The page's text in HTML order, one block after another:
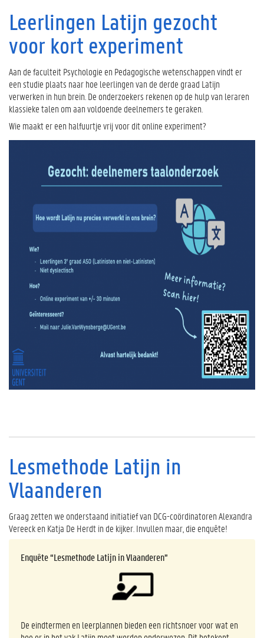
Leerlingen Latijn gezocht
voor kort experiment
Aan de faculteit Psychologie en Pedagogische wetenschappen vindt er
een studie plaats naar hoe leerlingen van de derde graad Latijn
verwerken in hun brein. De onderzoekers rekenen op de hulp van leraren
klassieke talen om aan voldoende deelnemers te geraken.
Wie maakt er een halfuurtje vrij voor dit online experiment?
Lesmethode Latijn in
Vlaanderen
Graag zetten we onderstaand initiatief van DCG-coördinatoren Alexandra
Vereeck en Katja De Herdt in de kijker. Invullen maar, die enquête!
Enquête “Lesmethode Latijn in Vlaanderen”
De eindtermen en leerplannen bieden een richtsnoer voor wat en